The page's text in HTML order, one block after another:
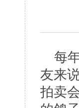
每年
友来
拍卖